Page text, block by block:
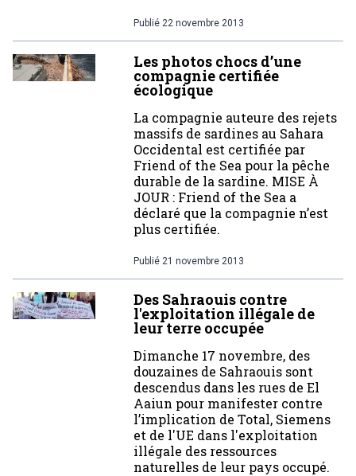
Publié 22 novembre 2013
Les photos chocs d’une
compagnie certifiée
écologique
La compagnie auteure des rejets
massifs de sardines au Sahara
Occidental est certifiée par
Friend of the Sea pour la pêche
durable de la sardine. MISE À
JOUR : Friend of the Sea a
déclaré que la compagnie n’est
plus certifiée.
Publié 21 novembre 2013
Des Sahraouis contre
l'exploitation illégale de
leur terre occupée
Dimanche 17 novembre, des
douzaines de Sahraouis sont
descendus dans les rues de El
Aaiun pour manifester contre
l’implication de Total, Siemens
et de l'UE dans l'exploitation
illégale des ressources
naturelles de leur pays occupé.